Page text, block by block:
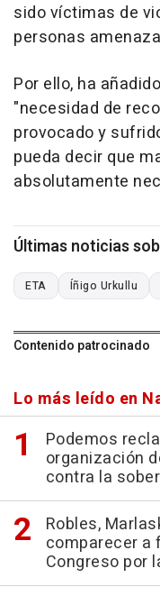
sido víctimas de
personas
Por ello, ha
"necesidad de
provocado y
pueda decir que
absolutamente
Últimas noticias
ETA Íñigo Urkullu
Contenido patrocinado
Lo más leído en
Podemos
organización
contra la
Robles,
comparecer a
Congreso por